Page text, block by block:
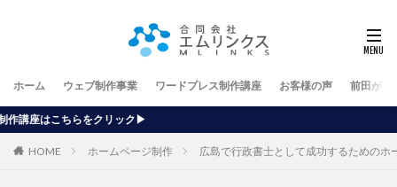
ホーム ウェブ制作事業 ワードプレス制作講座 お客様の声 前田が行
▶
HOME ホームページ制作 広島で行政書士として成功するためのホ